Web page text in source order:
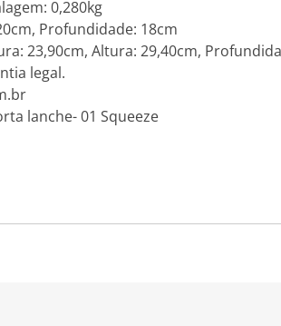
0,280kg
Profundidade: 18cm
23,90cm, Altura: 29,40cm,
legal.
lanche- 01 Squeeze